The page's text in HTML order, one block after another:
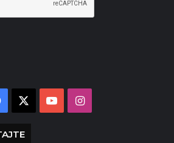
Facebook YouTubeInstagram